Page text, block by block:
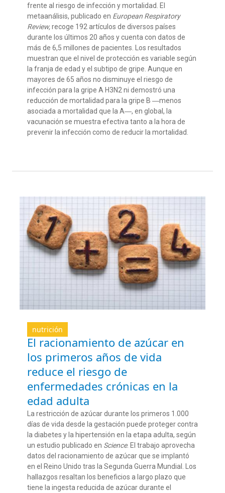
frente al riesgo de infección y mortalidad. El
metaanálisis, publicado en European Respiratory
Review,recoge 192 artículos de diversos países
durante los últimos 20 años y cuenta con datos de
más de 6,5 millones de pacientes. Los resultados
muestran que el nivel de protección es variable según
la franja de edad y el subtipo de gripe. Aunque en
mayores de 65 años no disminuye el riesgo de
infección para la gripe A H3N2 ni demostró una
reducción de mortalidad para la gripe B ―menos
asociada a mortalidad que la A―, en global, la
vacunación se muestra efectiva tanto a la hora de
prevenir la infección como de reducir la mortalidad.
nutrición
El racionamiento de azúcar en
los primeros años de vida
reduce el riesgo de
enfermedades crónicas en la
edad adulta
La restricción de azúcar durante los primeros 1.000
días de vida desde la gestación puede proteger contra
la diabetes y la hipertensión en la etapa adulta, según
un estudio publicado en Science. El trabajo aprovecha
datos del racionamiento de azúcar que se implantó
en el Reino Unido tras la Segunda Guerra Mundial. Los
hallazgos resaltan los beneficios a largo plazo que
tiene la ingesta reducida de azúcar durante el